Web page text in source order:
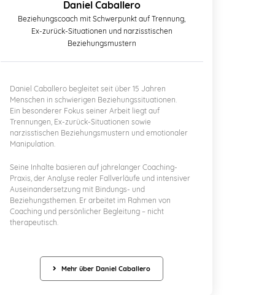
Daniel Caballero
Beziehungscoach mit Schwerpunkt auf Trennung,
Ex-zurück-Situationen und narzisstischen
Beziehungsmustern
Daniel Caballero begleitet seit über 15 Jahren
Menschen in schwierigen Beziehungssituationen.
Ein besonderer Fokus seiner Arbeit liegt auf
Trennungen, Ex-zurück-Situationen sowie
narzisstischen Beziehungsmustern und emotionaler
Manipulation.
Seine Inhalte basieren auf jahrelanger Coaching-
Praxis, der Analyse realer Fallverläufe und intensiver
Auseinandersetzung mit Bindungs- und
Beziehungsthemen. Er arbeitet im Rahmen von
Coaching und persönlicher Begleitung – nicht
therapeutisch.
Mehr über Daniel Caballero